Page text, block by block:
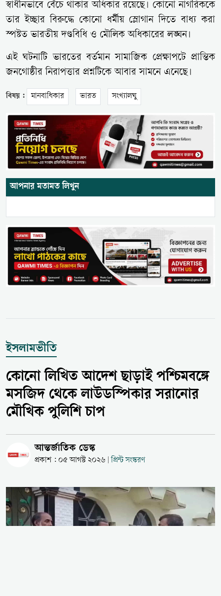
স্বাধীনভাবে বেঁচে থাকার অধিকার রয়েছে। কোনো নাগরিককে
তার ইচ্ছার বিরুদ্ধে কোনো ধর্মীয় স্লোগান দিতে বাধ্য করা
স্পষ্টত ভারতীয় দণ্ডবিধি ও মৌলিক অধিকারের লঙ্ঘন।
এই ঘটনাটি ভারতের বর্তমান সামাজিক প্রেক্ষাপটে প্রান্তিক
জনগোষ্ঠীর নিরাপত্তার প্রশ্নটিকে আবার সামনে এনেছে।
বিষয় : মানবাধিকার ভারত সংখ্যালঘু
আপনার মতামত লিখুন
ইসলামভীতি
কোনো লিখিত আদেশ ছাড়াই পশ্চিমবঙ্গে
মসজিদ থেকে লাউডস্পিকার সরানোর
মৌখিক পুলিশি চাপ
আন্তর্জাতিক ডেস্ক
প্রকাশ : ০৫ আগস্ট ২০২৬ প্রিন্ট সংস্করণ